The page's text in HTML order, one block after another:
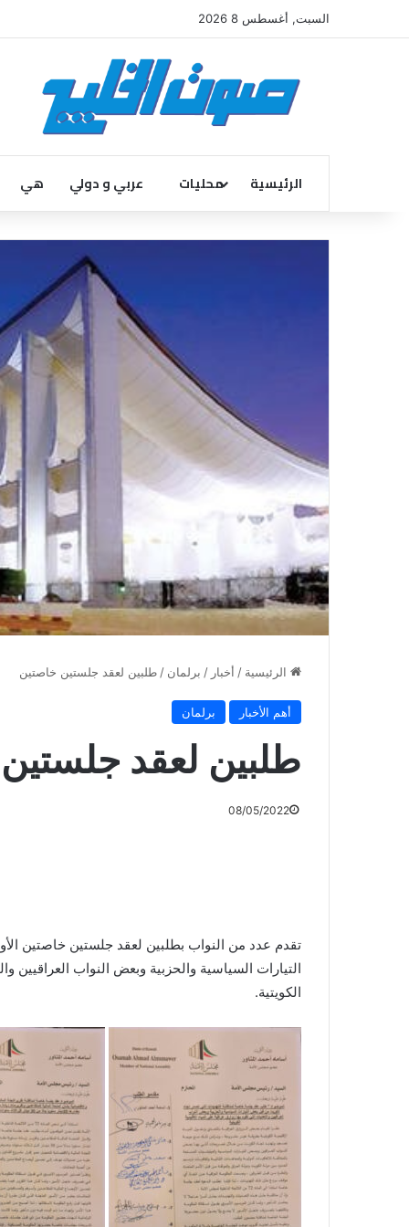
السبت, أغسطس 8 2026
الرئيسية محليات عربي و دولي هي
الرئيسية / أخبار / برلمان /طلبين لعقد جلستين خاصتين
أهم الأخبار برلمان
طلبين لعقد
08/05/2022
تقدم عدد من النواب بطلبين لعقد جلستين خاصتين
التيارات السياسية والحزبية وبعض النواب العراقيين
الكويتية.